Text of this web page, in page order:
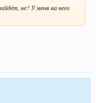
не? У меня на него